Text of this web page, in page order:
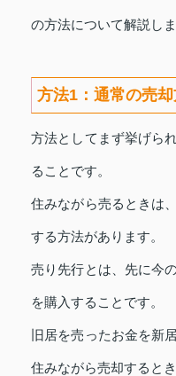
の方法について解説しま
方法1：通常の売
方法としてまず挙げら
ることです。
住みながら売るときは
する方法があります。
売り先行とは、先に今
を購入することです。
旧居を売ったお金を新
住みながら売却すると